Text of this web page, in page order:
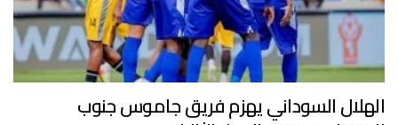
الهلال السوداني يهزم فريق جاموس جنوب